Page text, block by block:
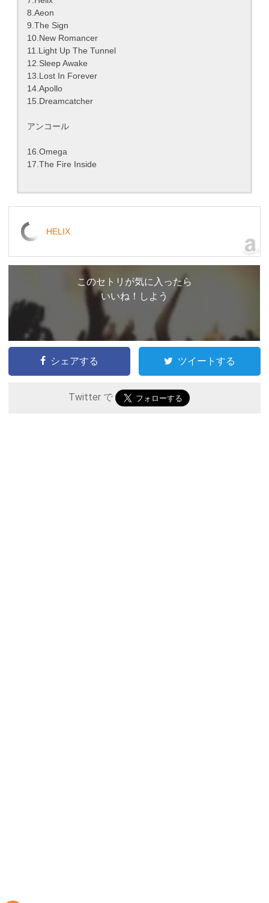
8.Aeon
9.The Sign
10.New Romancer
11.Light Up The Tunnel
12.Sleep Awake
13.Lost In Forever
14.Apollo
15.Dreamcatcher
アンコール
16.Omega
17.The Fire Inside
HELIX
このセトリが気に入ったら
いいね！しよう
シェアする ツイートする
Twitter で